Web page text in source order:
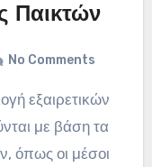
Παικτών
No Comments
με βάση τα
όπως οι μέσοι